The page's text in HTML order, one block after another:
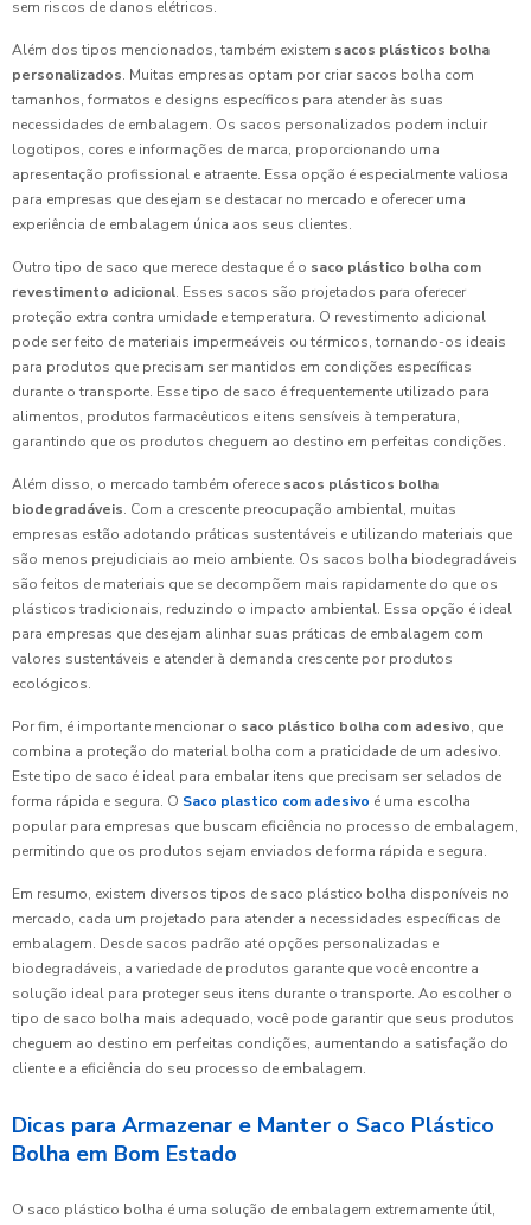
sem riscos de danos elétricos.
Além dos tipos mencionados, também existem sacos plásticos bolha
personalizados. Muitas empresas optam por criar sacos bolha com
tamanhos, formatos e designs específicos para atender às suas
necessidades de embalagem. Os sacos personalizados podem incluir
logotipos, cores e informações de marca, proporcionando uma
apresentação profissional e atraente. Essa opção é especialmente valiosa
para empresas que desejam se destacar no mercado e oferecer uma
experiência de embalagem única aos seus clientes.
Outro tipo de saco que merece destaque é o saco plástico bolha com
revestimento adicional. Esses sacos são projetados para oferecer
proteção extra contra umidade e temperatura. O revestimento adicional
pode ser feito de materiais impermeáveis ou térmicos, tornando-os ideais
para produtos que precisam ser mantidos em condições específicas
durante o transporte. Esse tipo de saco é frequentemente utilizado para
alimentos, produtos farmacêuticos e itens sensíveis à temperatura,
garantindo que os produtos cheguem ao destino em perfeitas condições.
Além disso, o mercado também oferece sacos plásticos bolha
biodegradáveis. Com a crescente preocupação ambiental, muitas
empresas estão adotando práticas sustentáveis e utilizando materiais que
são menos prejudiciais ao meio ambiente. Os sacos bolha biodegradáveis
são feitos de materiais que se decompõem mais rapidamente do que os
plásticos tradicionais, reduzindo o impacto ambiental. Essa opção é ideal
para empresas que desejam alinhar suas práticas de embalagem com
valores sustentáveis e atender à demanda crescente por produtos
ecológicos.
Por fim, é importante mencionar o saco plástico bolha com adesivo, que
combina a proteção do material bolha com a praticidade de um adesivo.
Este tipo de saco é ideal para embalar itens que precisam ser selados de
forma rápida e segura. O Saco plastico com adesivo é uma escolha
popular para empresas que buscam eficiência no processo de embalagem,
permitindo que os produtos sejam enviados de forma rápida e segura.
Em resumo, existem diversos tipos de saco plástico bolha disponíveis no
mercado, cada um projetado para atender a necessidades específicas de
embalagem. Desde sacos padrão até opções personalizadas e
biodegradáveis, a variedade de produtos garante que você encontre a
solução ideal para proteger seus itens durante o transporte. Ao escolher o
tipo de saco bolha mais adequado, você pode garantir que seus produtos
cheguem ao destino em perfeitas condições, aumentando a satisfação do
cliente e a eficiência do seu processo de embalagem.
Dicas para Armazenar e Manter o Saco Plástico
Bolha em Bom Estado
O saco plástico bolha é uma solução de embalagem extremamente útil,